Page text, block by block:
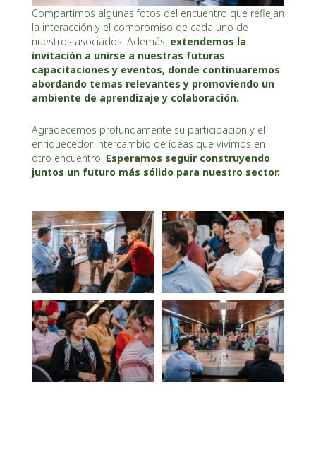
Compartimos algunas fotos del encuentro que reflejan
la interacción y el compromiso de cada uno de
nuestros asociados. Además, extendemos la
invitación a unirse a nuestras futuras
capacitaciones y eventos, donde continuaremos
abordando temas relevantes y promoviendo un
ambiente de aprendizaje y colaboración.
Agradecemos profundamente su participación y el
enriquecedor intercambio de ideas que vivimos en
otro encuentro. Esperamos seguir construyendo
juntos un futuro más sólido para nuestro sector.